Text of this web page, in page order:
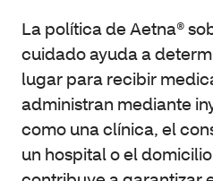
La política de Aetna®
cuidado ayuda a
lugar para recibir
administran mediante
como una clínica, el
un hospital o el